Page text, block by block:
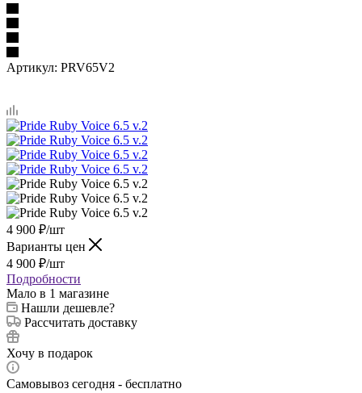
Артикул: PRV65V2
4 900 ₽/шт
Варианты цен
4 900 ₽/шт
Подробности
Мало в 1 магазине
Нашли дешевле?
Рассчитать доставку
Хочу в подарок
Самовывоз сегодня - бесплатно